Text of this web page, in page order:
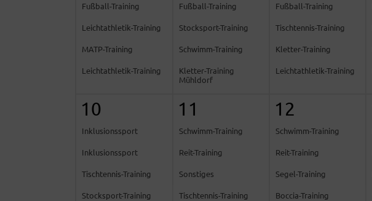
Fußball-Training
Leichtathletik-Training
MATP-Training
Leichtathletik-Training
Fußball-Training
Stocksport-Training
Schwimm-Training
Kletter-Training
Mühldorf
Fußball-Training
Tischtennis-Training
Kletter-Training
Leichtathletik-Training
10
Inklusionssport
Inklusionssport
Tischtennis-Training
Stocksport-Training
11
Schwimm-Training
Reit-Training
Sonstiges
Tischtennis-Training
12
Schwimm-Training
Reit-Training
Segel-Training
Boccia-Training